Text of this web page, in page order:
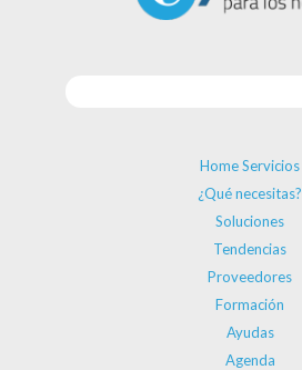
Home Servicios
¿Qué necesitas?
Soluciones
Tendencias
Proveedores
Formación
Ayudas
Agenda